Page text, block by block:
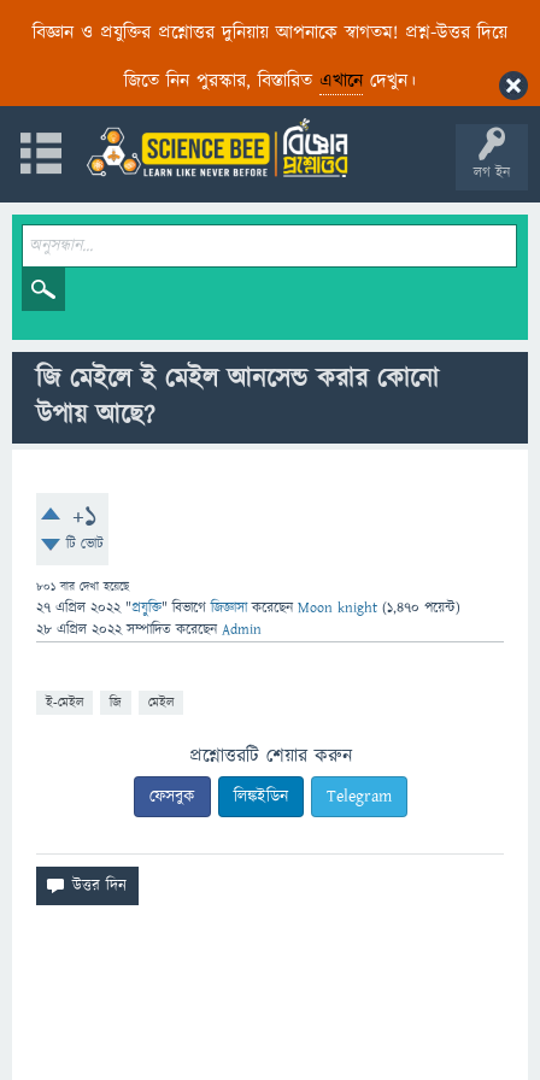
বিজ্ঞান ও প্রযুক্তির প্রশ্নোত্তর দুনিয়ায় আপনাকে স্বাগতম! প্রশ্ন-উত্তর দিয়ে
জিতে নিন পুরস্কার, বিস্তারিত এখানেদেখুন।
লগ ইন
জি মেইলে ই মেইল আনসেন্ড করার কোনো
উপায় আছে?
+1
টি ভোট
801 বার দেখা হয়েছে
27 এপ্রিল 2022 "প্রযুক্তি" বিভাগে জিজ্ঞাসাকরেছেনMoon knight (1,470 পয়েন্ট)
28 এপ্রিল 2022 সম্পাদিত করেছেনAdmin
ই-মেইল জি মেইল
প্রশ্নোত্তরটি শেয়ার করুন
ফেসবুক লিঙ্কইডিন Telegram